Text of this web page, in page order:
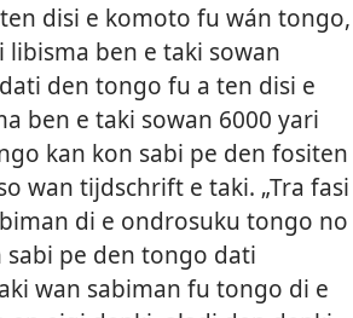
disi e komoto fu wán tongo,
ben e taki sowan
den tongo fu a ten disi e
ben e taki sowan 6000 yari
kan kon sabi pe den fositen
wan tijdschrift e taki. „Tra fasi
di e ondrosuku tongo no
pe den tongo dati
wan sabiman fu tongo di e